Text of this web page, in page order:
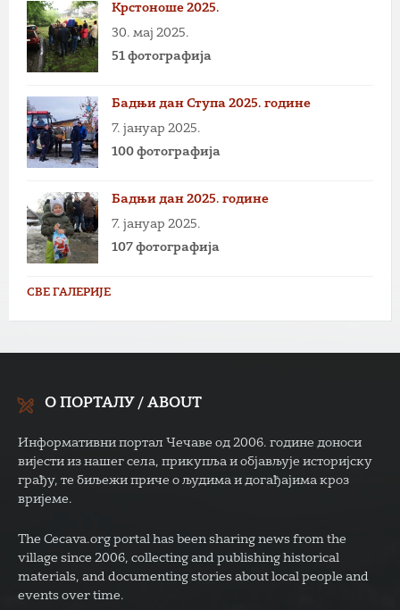
Крстоноше 2025.
30. мај 2025.
51 фотографија
Бадњи дан Ступа 2025. године
7. јануар 2025.
100 фотографија
Бадњи дан 2025. године
7. јануар 2025.
107 фотографија
СВЕ ГАЛЕРИЈЕ
О ПОРТАЛУ / ABOUT
Информативни портал Чечаве од 2006. године доноси
вијести из нашег села, прикупља и објављује историјску
грађу, те биљежи приче о људима и догађајима кроз
вријеме.
The Cecava.org portal has been sharing news from the
village since 2006, collecting and publishing historical
materials, and documenting stories about local people and
events over time.